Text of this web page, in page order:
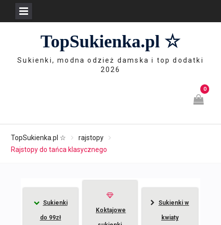
TopSukienka.pl ☆
Sukienki, modna odzież damska i top dodatki
2026
0
TopSukienka.pl ☆
rajstopy
Rajstopy do tańca klasycznego
Sukienki
do 99zł
Koktajowe
Sukienki w
kwiaty